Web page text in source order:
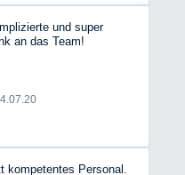
und super
an das Team!
kompetentes Personal.